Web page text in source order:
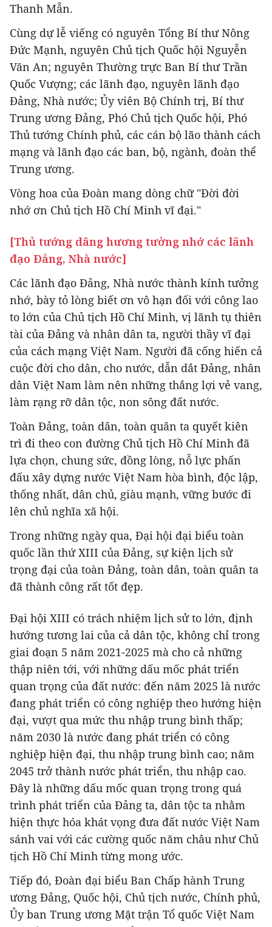
Thanh Mẫn.
Cùng dự lễ viếng có nguyên Tổng Bí thư Nông
Đức Mạnh, nguyên Chủ tịch Quốc hội Nguyễn
Văn An; nguyên Thường trực Ban Bí thư Trần
Quốc Vượng; các lãnh đạo, nguyên lãnh đạo
Đảng, Nhà nước; Ủy viên Bộ Chính trị, Bí thư
Trung ương Đảng, Phó Chủ tịch Quốc hội, Phó
Thủ tướng Chính phủ, các cán bộ lão thành cách
mạng và lãnh đạo các ban, bộ, ngành, đoàn thể
Trung ương.
Vòng hoa của Đoàn mang dòng chữ "Đời đời
nhớ ơn Chủ tịch Hồ Chí Minh vĩ đại."
[Thủ tướng dâng hương tưởng nhớ các lãnh
đạo Đảng, Nhà nước]
Các lãnh đạo Đảng, Nhà nước thành kính tưởng
nhớ, bày tỏ lòng biết ơn vô hạn đối với công lao
to lớn của Chủ tịch Hồ Chí Minh, vị lãnh tụ thiên
tài của Đảng và nhân dân ta, người thầy vĩ đại
của cách mạng Việt Nam. Người đã cống hiến cả
cuộc đời cho dân, cho nước, dẫn dắt Đảng, nhân
dân Việt Nam làm nên những thắng lợi vẻ vang,
làm rạng rỡ dân tộc, non sông đất nước.
Toàn Đảng, toàn dân, toàn quân ta quyết kiên
trì đi theo con đường Chủ tịch Hồ Chí Minh đã
lựa chọn, chung sức, đồng lòng, nỗ lực phấn
đấu xây dựng nước Việt Nam hòa bình, độc lập,
thống nhất, dân chủ, giàu mạnh, vững bước đi
lên chủ nghĩa xã hội.
Trong những ngày qua, Đại hội đại biểu toàn
quốc lần thứ XIII của Đảng, sự kiện lịch sử
trọng đại của toàn Đảng, toàn dân, toàn quân ta
đã thành công rất tốt đẹp.
Đại hội XIII có trách nhiệm lịch sử to lớn, định
hướng tương lai của cả dân tộc, không chỉ trong
giai đoạn 5 năm 2021-2025 mà cho cả những
thập niên tới, với những dấu mốc phát triển
quan trọng của đất nước: đến năm 2025 là nước
đang phát triển có công nghiệp theo hướng hiện
đại, vượt qua mức thu nhập trung bình thấp;
năm 2030 là nước đang phát triển có công
nghiệp hiện đại, thu nhập trung bình cao; năm
2045 trở thành nước phát triển, thu nhập cao.
Đây là những dấu mốc quan trọng trong quá
trình phát triển của Đảng ta, dân tộc ta nhằm
hiện thực hóa khát vọng đưa đất nước Việt Nam
sánh vai với các cường quốc năm châu như Chủ
tịch Hồ Chí Minh từng mong ước.
Tiếp đó, Đoàn đại biểu Ban Chấp hành Trung
ương Đảng, Quốc hội, Chủ tịch nước, Chính phủ,
Ủy ban Trung ương Mặt trận Tổ quốc Việt Nam